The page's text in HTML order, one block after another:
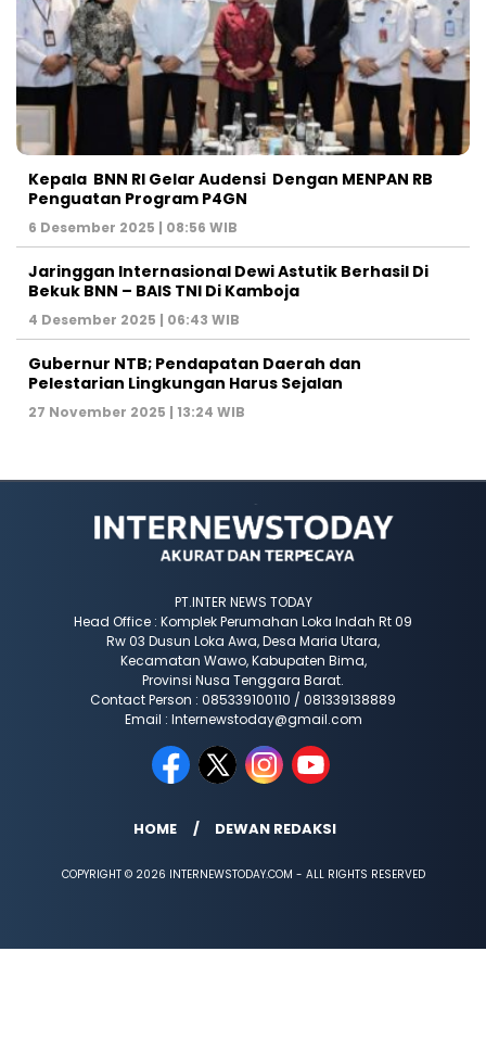
Kepala BNN RI Gelar Audensi Dengan MENPAN RB
Penguatan Program P4GN
6 Desember 2025 | 08:56 WIB
Jaringgan Internasional Dewi Astutik Berhasil Di
Bekuk BNN – BAIS TNI Di Kamboja
4 Desember 2025 | 06:43 WIB
Gubernur NTB; Pendapatan Daerah dan
Pelestarian Lingkungan Harus Sejalan
27 November 2025 | 13:24 WIB
PT.INTER NEWS TODAY
Head Office : Komplek Perumahan Loka Indah Rt 09
Rw 03 Dusun Loka Awa, Desa Maria Utara,
Kecamatan Wawo, Kabupaten Bima,
Provinsi Nusa Tenggara Barat.
Contact Person : 085339100110 / 081339138889
Email : Internewstoday@gmail.com
HOME DEWAN REDAKSI
COPYRIGHT © 2026 INTERNEWSTODAY.COM - ALL RIGHTS RESERVED